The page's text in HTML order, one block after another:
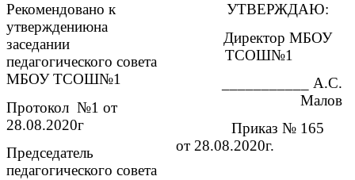
Рекомендовано к
утверждениюна
заседании
педагогического совета
МБОУ ТСОШ№1
Протокол №1 от
28.08.2020г
Председатель
педагогического совета
УТВЕРЖДАЮ:
Директор МБОУ
ТСОШ№1
___________ А.С.
Малов
Приказ № 165
от 28.08.2020г.